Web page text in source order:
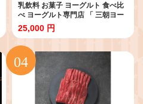
乳飲料 お菓子 ヨーグルト 食べ比
べ ヨーグルト専門店 「 三朝ヨー
グルト 」 ヨーグルト全種セット
｜三朝ヨーグルト ヨーグルト 菓
子 おかし 食品 人気 おすすめ 送料
無料 鳥取県 三朝町
25,000 円